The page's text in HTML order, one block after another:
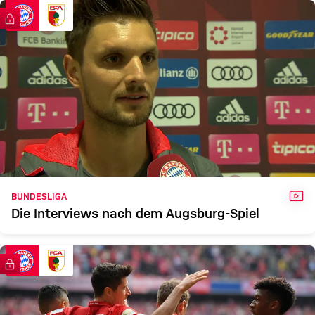
FCB
FCA
Zum Spielbericht
FC Bayern TV PLUS
BUNDESLIGA
Die Interviews nach dem Augsburg-Spiel
FC Bayern TV PLUS